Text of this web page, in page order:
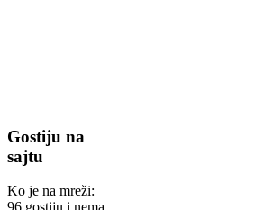
Gostiju na
sajtu
Ko je na mreži: